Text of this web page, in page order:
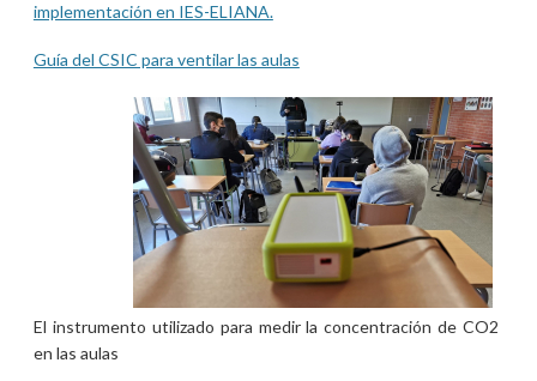
implementación en IES-ELIANA.
Guía del CSIC para ventilar las aulas
El instrumento utilizado para medir la concentración de CO2
en las aulas